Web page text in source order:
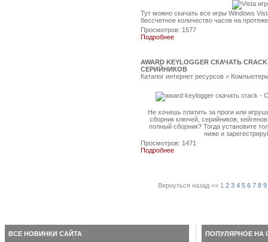
Тут можно скачать все игры Windows
бессчетное количество часов на
Просмотров: 1577
Подробнее
AWARD KEYLOGGER СКАЧАТЬ
СЕРИЙНИКОВ
Каталог интернет ресурсов »
Не хочешь платить за проги или
сборник ключей, серийников,
полный сборник? Тогда установите
ниже и
Просмотров: 1471
Подробнее
Вернуться назад<< 1 2 3 4 5 6 7 8 9
ВСЕ НОВИНКИ САЙТА ПОПУЛЯРНОЕ НА